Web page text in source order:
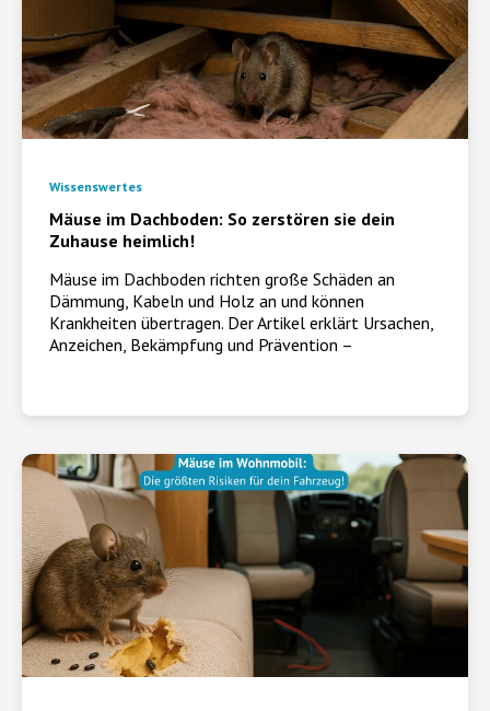
Mäuse im Dachboden: So zerstören sie dein
Zuhause heimlich!
Mäuse im Dachboden richten große Schäden an
Dämmung, Kabeln und Holz an und können
Krankheiten übertragen. Der Artikel erklärt Ursachen,
Anzeichen, Bekämpfung und Prävention –
Wissenswertes